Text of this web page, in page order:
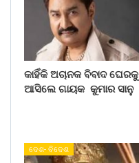
କାହିଁକି ଅଚାନକ ବିବାଦ ଘେରକୁ
ଆସିଲେ ଗାୟକ କୁମାର ସାନୁ
ଦେଶ- ବିଦେଶ